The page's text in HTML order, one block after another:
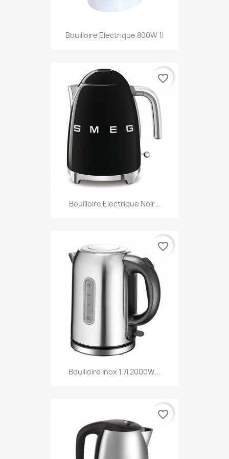
Bouilloire Electrique 800W 1l
Bouilloire Electrique Noir...
favorite_border
Bouilloire Inox 1.7l 2000W...
favorite_border
favorite_border